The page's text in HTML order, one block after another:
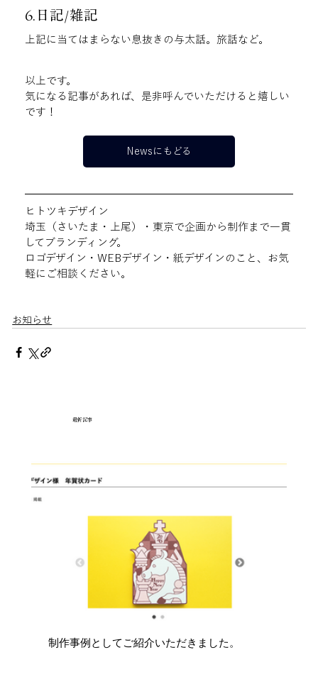
制作事例としてご紹介いただきました。
最新記事
6.日記/雑記
上記に当てはまらない息抜きの与太話。旅話など。
以上です。
気になる記事があれば、是非呼んでいただけると嬉しい
です！
Newsにもどる
ヒトツキデザイン
埼玉（さいたま・上尾）・東京で企画から制作まで一貫
してブランディング。
ロゴデザイン・WEBデザイン・紙デザインのこと、お気
軽にご相談ください。
お知らせ